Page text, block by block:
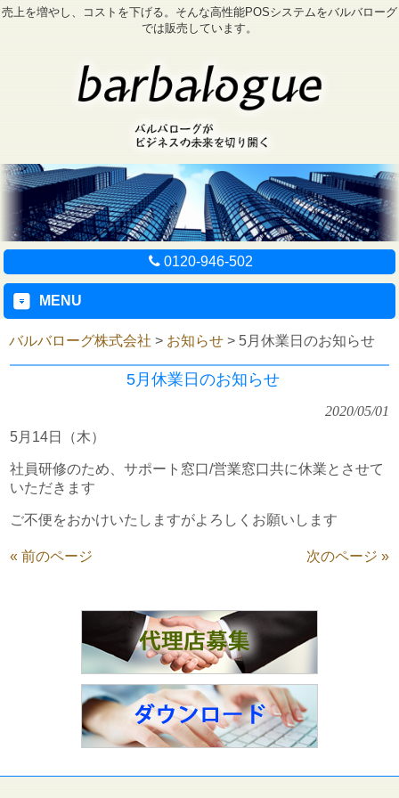
売上を増やし、コストを下げる。そんな高性能POSシステムをバルバローグ
では販売しています。
0120-946-502
MENU
バルバローグ株式会社 > お知らせ > 5月休業日のお知らせ
5月休業日のお知らせ
2020/05/01
5月14日（木）
社員研修のため、サポート窓口/営業窓口共に休業とさせて
いただきます
ご不便をおかけいたしますがよろしくお願いします
« 前のページ 次のページ »